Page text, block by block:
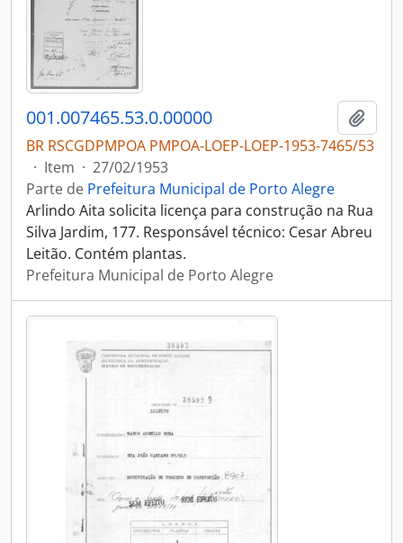
001.007465.53.0.00000
BR RSCGDPMPOA PMPOA-LOEP-LOEP-1953-7465/53
· Item · 27/02/1953
Parte de Prefeitura Municipal de Porto Alegre
Arlindo Aita solicita licença para construção na Rua
Silva Jardim, 177. Responsável técnico: Cesar Abreu
Leitão. Contém plantas.
Prefeitura Municipal de Porto Alegre